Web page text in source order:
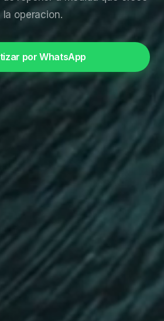
la operacion.
por WhatsApp